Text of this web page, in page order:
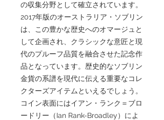
の収集分野として確立されています。
2017年版のオーストラリア・ソブリン
は、この豊かな歴史へのオマージュと
して企画され、クラシックな意匠と現
代のプルーフ品質を融合させた記念作
品となっています。歴史的なソブリン
金貨の系譜を現代に伝える重要なコレ
クターズアイテムといえるでしょう。
コイン表面にはイアン・ランク＝ブロ
ードリー（Ian Rank-Broadley）によ